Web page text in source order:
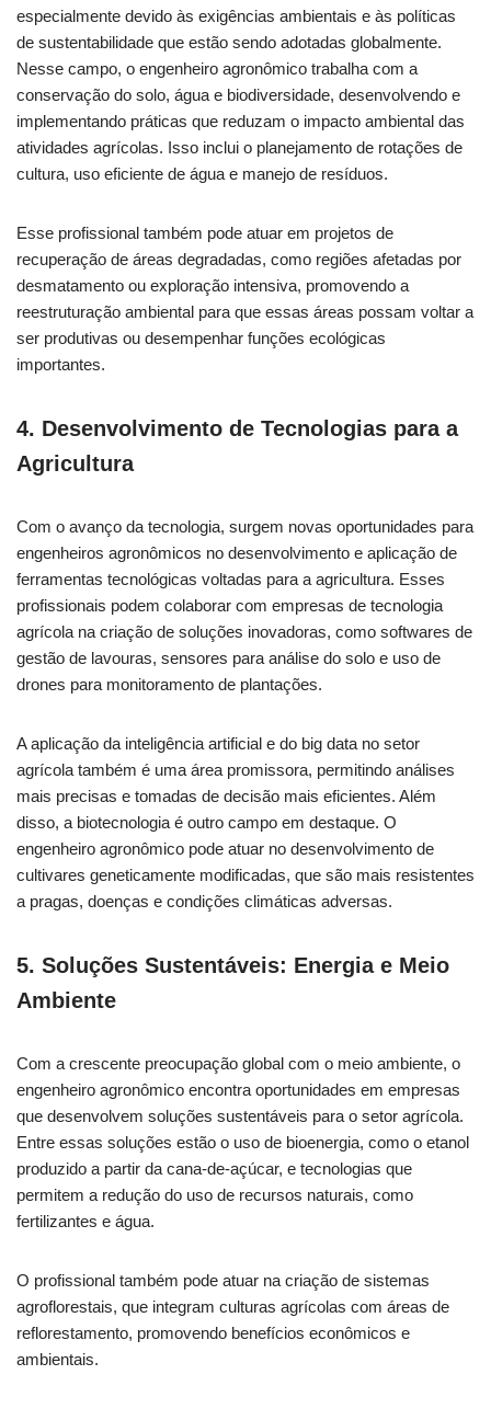
especialmente devido às exigências ambientais e às políticas
de sustentabilidade que estão sendo adotadas globalmente.
Nesse campo, o engenheiro agronômico trabalha com a
conservação do solo, água e biodiversidade, desenvolvendo e
implementando práticas que reduzam o impacto ambiental das
atividades agrícolas. Isso inclui o planejamento de rotações de
cultura, uso eficiente de água e manejo de resíduos.
Esse profissional também pode atuar em projetos de
recuperação de áreas degradadas, como regiões afetadas por
desmatamento ou exploração intensiva, promovendo a
reestruturação ambiental para que essas áreas possam voltar a
ser produtivas ou desempenhar funções ecológicas
importantes.
4. Desenvolvimento de Tecnologias para a
Agricultura
Com o avanço da tecnologia, surgem novas oportunidades para
engenheiros agronômicos no desenvolvimento e aplicação de
ferramentas tecnológicas voltadas para a agricultura. Esses
profissionais podem colaborar com empresas de tecnologia
agrícola na criação de soluções inovadoras, como softwares de
gestão de lavouras, sensores para análise do solo e uso de
drones para monitoramento de plantações.
A aplicação da inteligência artificial e do big data no setor
agrícola também é uma área promissora, permitindo análises
mais precisas e tomadas de decisão mais eficientes. Além
disso, a biotecnologia é outro campo em destaque. O
engenheiro agronômico pode atuar no desenvolvimento de
cultivares geneticamente modificadas, que são mais resistentes
a pragas, doenças e condições climáticas adversas.
5. Soluções Sustentáveis: Energia e Meio
Ambiente
Com a crescente preocupação global com o meio ambiente, o
engenheiro agronômico encontra oportunidades em empresas
que desenvolvem soluções sustentáveis para o setor agrícola.
Entre essas soluções estão o uso de bioenergia, como o etanol
produzido a partir da cana-de-açúcar, e tecnologias que
permitem a redução do uso de recursos naturais, como
fertilizantes e água.
O profissional também pode atuar na criação de sistemas
agroflorestais, que integram culturas agrícolas com áreas de
reflorestamento, promovendo benefícios econômicos e
ambientais.